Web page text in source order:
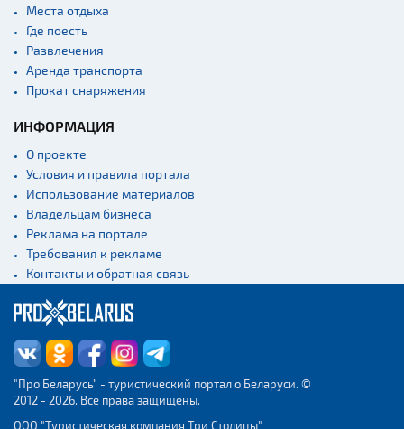
Кладбище
Монастыри
Костелы
Культурные центры
Театры
Национальные парки и
заказники
Концертные залы
Спортивные
сооружения
Веломаршруты
Аэропорты
Железнодорожные
вокзалы
Места отдыха
Где поесть
Развлечения
Аренда транспорта
Прокат снаряжения
ИНФОРМАЦИЯ
О проекте
Условия и правила портала
Использование материалов
Владельцам бизнеса
Реклама на портале
Требования к рекламе
Контакты и обратная связь
"Про Беларусь" - туристический портал о Беларуси. ©
2012 - 2026. Все права защищены.
ООО "Туристическая компания Три Столицы"